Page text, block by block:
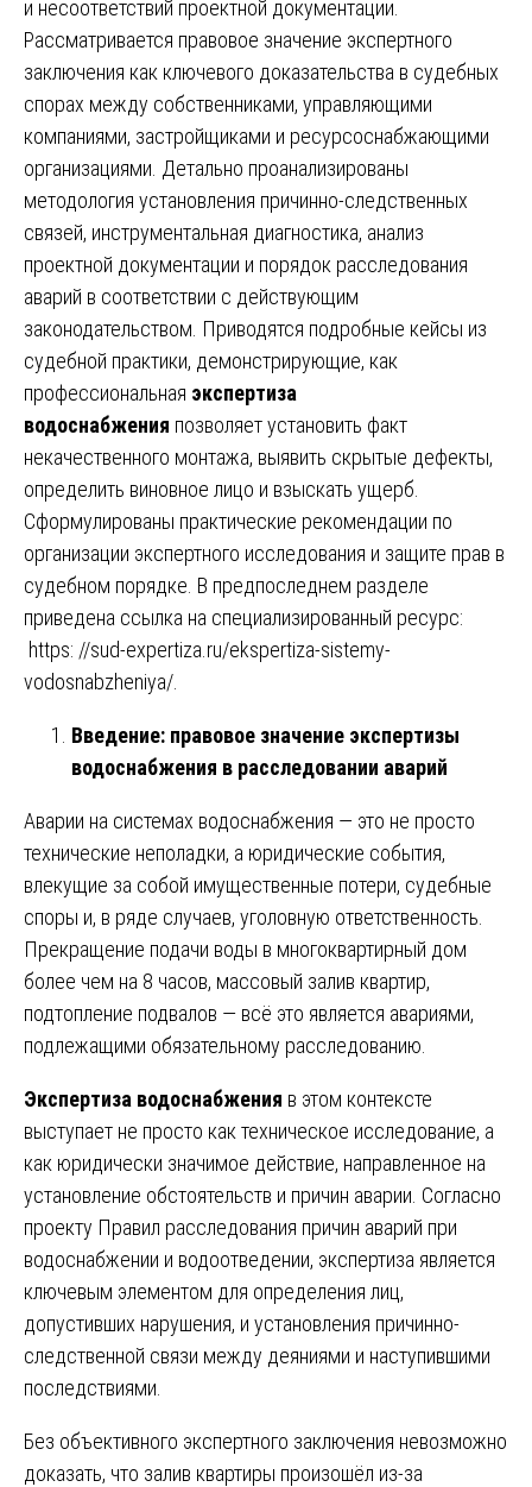
и несоответствий проектной документации.
Рассматривается правовое значение экспертного
заключения как ключевого доказательства в судебных
спорах между собственниками, управляющими
компаниями, застройщиками и ресурсоснабжающими
организациями. Детально проанализированы
методология установления причинно-следственных
связей, инструментальная диагностика, анализ
проектной документации и порядок расследования
аварий в соответствии с действующим
законодательством. Приводятся подробные кейсы из
судебной практики, демонстрирующие, как
профессиональная экспертиза
водоснабжения позволяет установить факт
некачественного монтажа, выявить скрытые дефекты,
определить виновное лицо и взыскать ущерб.
Сформулированы практические рекомендации по
организации экспертного исследования и защите прав в
судебном порядке. В предпоследнем разделе
приведена ссылка на специализированный ресурс:
https: //sud-expertiza.ru/ekspertiza-sistemy-
vodosnabzheniya/
Введение: правовое значение экспертизы
водоснабжения в расследовании аварий
Аварии на системах водоснабжения — это не просто
технические неполадки, а юридические события,
влекущие за собой имущественные потери, судебные
споры и, в ряде случаев, уголовную ответственность.
Прекращение подачи воды в многоквартирный дом
более чем на 8 часов, массовый залив квартир,
подтопление подвалов — всё это является авариями,
подлежащими обязательному расследованию.
Экспертиза водоснабжения в этом контексте
выступает не просто как техническое исследование, а
как юридически значимое действие, направленное на
установление обстоятельств и причин аварии. Согласно
проекту Правил расследования причин аварий при
водоснабжении и водоотведении, экспертиза является
ключевым элементом для определения лиц,
допустивших нарушения, и установления причинно-
следственной связи между деяниями и наступившими
последствиями.
Без объективного экспертного заключения невозможно
доказать, что залив квартиры произошёл из-за